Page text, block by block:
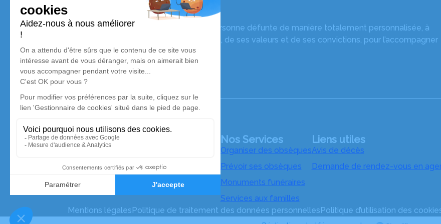
POMPES FUNEBRES DES ADHEMAR
Nos équipes vous aident à honorer la mémoire de la personne défunte de manière totalement personnalisée, à
perpétuer son souvenir dans le respect de ses volontés, de ses valeurs et de ses convictions, pour l’accompagner
avec dignité dans son dernier voyage.
Notre agence
Pompes Funèbres des Adhemar
04 87 33 50 30
48 Avenue Jean Jaurès – 26200 – Montélimar
Nos Services
Organiser des obsèques
Prévoir ses obsèques
Monuments funéraires
Services aux familles
Liens utiles
Avis de décès
Demande de rendez-vous en
Mentions légalesPolitique de traitement des données personnellesPolitique d’utilisation des